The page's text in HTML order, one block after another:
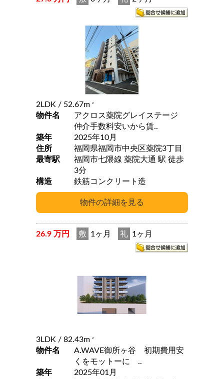
2LDK / 52.67m 2
物件名
アクロス薬院グレイステージ
仲介手数料安いから賃..
築年
2025年10月
住所
福岡県福岡市中央区薬院3丁目
最寄駅
福岡市七隈線 薬院大通 駅 徒歩
3分
構造
鉄筋コンクリート造
26.9 万円 敷 1ヶ月 礼 1ヶ月
3LDK / 82.43m 2
物件名
A.WAVE御所ヶ谷 初期費用安
くをモットーに ..
築年
2025年01月